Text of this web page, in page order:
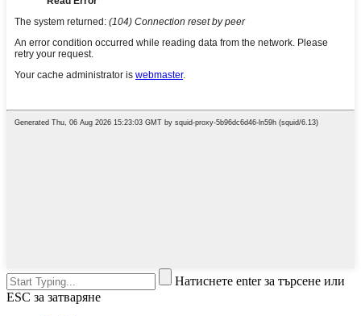
Натиснете enter за търсене или
ESC за затваряне